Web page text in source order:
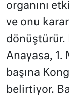
organını
ve onu
dönüştürür.
Anayasa, 1.
başına
belirtiyor.